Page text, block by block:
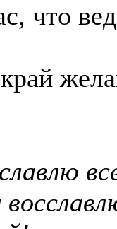
что